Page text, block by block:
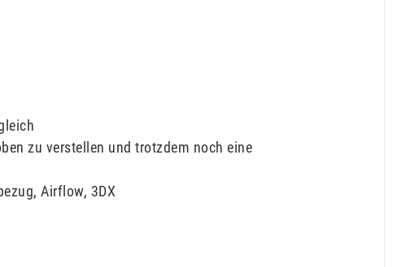
zu verstellen und trotzdem noch eine
Airflow, 3DX